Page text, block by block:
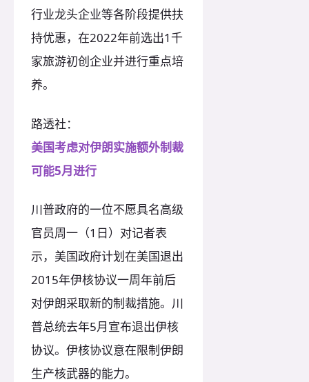
行业龙头企业等各阶段提供扶
持优惠，在2022年前选出1千
家旅游初创企业并进行重点培
养。
路透社：
美国考虑对伊朗实施额外制裁
可能5月进行
川普政府的一位不愿具名高级
官员周一（1日）对记者表
示，美国政府计划在美国退出
2015年伊核协议一周年前后
对伊朗采取新的制裁措施。川
普总统去年5月宣布退出伊核
协议。伊核协议意在限制伊朗
生产核武器的能力。